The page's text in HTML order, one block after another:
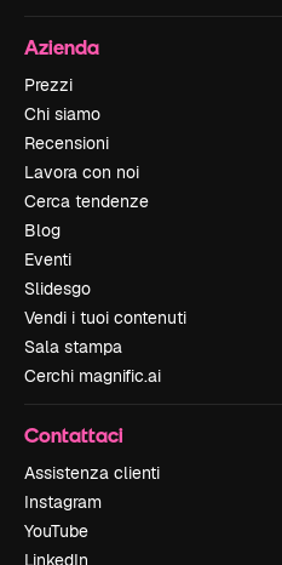
Azienda
Prezzi
Chi siamo
Recensioni
Lavora con noi
Cerca tendenze
Blog
Eventi
Slidesgo
Vendi i tuoi contenuti
Sala stampa
Cerchi magnific.ai
Contattaci
Assistenza clienti
Instagram
YouTube
LinkedIn